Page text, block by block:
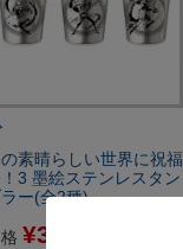
の素晴らしい世界に祝福
！3 墨絵ステンレスタン
ー(全2種)
¥3,630